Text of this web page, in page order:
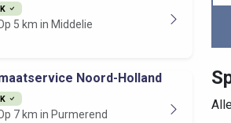
5 km in Middelie
Noord-Holland
7 km in Purmerend